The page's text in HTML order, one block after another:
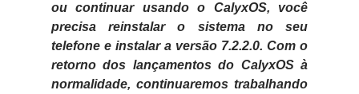
ou continuar usando o CalyxOS, você
precisa reinstalar o sistema no seu
telefone e instalar a versão 7.2.2.0. Com o
retorno dos lançamentos do CalyxOS à
normalidade, continuaremos trabalhando